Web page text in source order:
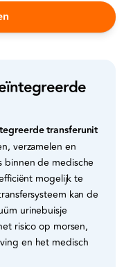
transferunit
verzamelen en
binnen de medische
mogelijk te
kan de
urinebuisje
risico op morsen,
en het medisch